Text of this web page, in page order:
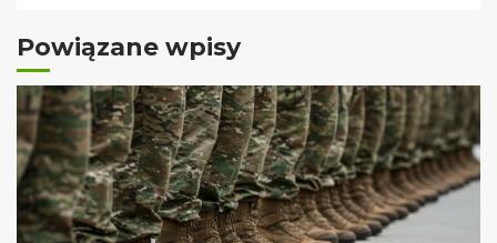
Powiązane wpisy